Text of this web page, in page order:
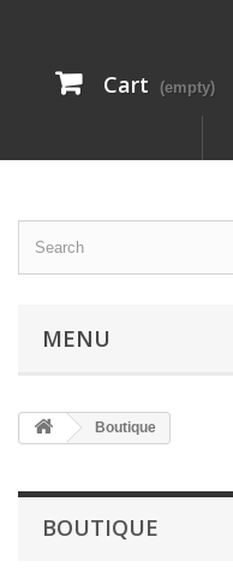
Cart (empty)
MENU
Boutique
BOUTIQUE